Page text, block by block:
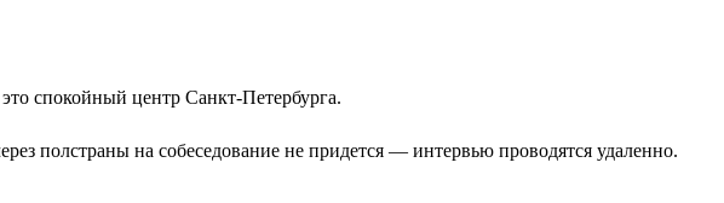
спокойный центр Санкт-Петербурга.
полстраны на собеседование не придется — интервью проводятся удаленно.